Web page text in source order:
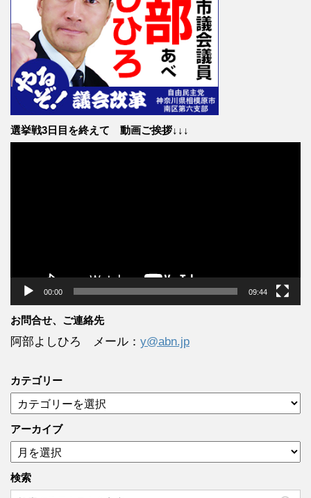
選挙戦3日目を終えて 動画ご挨拶↓↓↓
00:00 09:44
お問合せ、ご連絡先
阿部よしひろ メール： y@abn.jp
カテゴリー
テ
ゴ
リ
ー
アーカイブ
ア
ー
カ
イ
検索